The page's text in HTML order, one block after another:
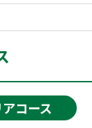
コース